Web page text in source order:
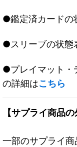
●鑑定済カードの
●スリーブの状態
●プレイマット・
の詳細はこちら
【サプライ商品
一部のサプライ